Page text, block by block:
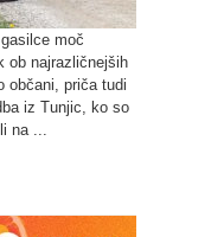
moč
ob najrazličnejših
občani, priča tudi
iz Tunjic, ko so
na ...